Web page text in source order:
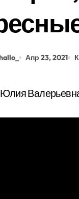
Апр 23, 2021